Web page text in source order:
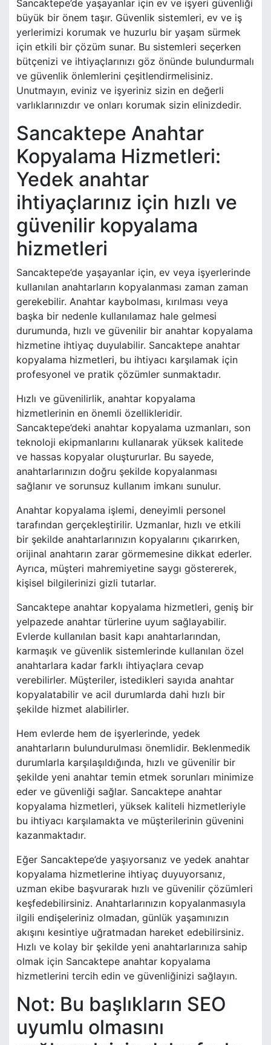
Sancaktepe’de yaşayanlar için ev ve işyeri güvenliği
büyük bir önem taşır. Güvenlik sistemleri, ev ve iş
yerlerimizi korumak ve huzurlu bir yaşam sürmek
için etkili bir çözüm sunar. Bu sistemleri seçerken
bütçenizi ve ihtiyaçlarınızı göz önünde bulundurmalı
ve güvenlik önlemlerini çeşitlendirmelisiniz.
Unutmayın, eviniz ve işyeriniz sizin en değerli
varlıklarınızdır ve onları korumak sizin elinizdedir.
Sancaktepe Anahtar
Kopyalama Hizmetleri:
Yedek anahtar
ihtiyaçlarınız için hızlı ve
güvenilir kopyalama
hizmetleri
Sancaktepe’de yaşayanlar için, ev veya işyerlerinde
kullanılan anahtarların kopyalanması zaman zaman
gerekebilir. Anahtar kaybolması, kırılması veya
başka bir nedenle kullanılamaz hale gelmesi
durumunda, hızlı ve güvenilir bir anahtar kopyalama
hizmetine ihtiyaç duyulabilir. Sancaktepe anahtar
kopyalama hizmetleri, bu ihtiyacı karşılamak için
profesyonel ve pratik çözümler sunmaktadır.
Hızlı ve güvenilirlik, anahtar kopyalama
hizmetlerinin en önemli özellikleridir.
Sancaktepe’deki anahtar kopyalama uzmanları, son
teknoloji ekipmanlarını kullanarak yüksek kalitede
ve hassas kopyalar oluştururlar. Bu sayede,
anahtarlarınızın doğru şekilde kopyalanması
sağlanır ve sorunsuz kullanım imkanı sunulur.
Anahtar kopyalama işlemi, deneyimli personel
tarafından gerçekleştirilir. Uzmanlar, hızlı ve etkili
bir şekilde anahtarlarınızın kopyalarını çıkarırken,
orijinal anahtarın zarar görmemesine dikkat ederler.
Ayrıca, müşteri mahremiyetine saygı göstererek,
kişisel bilgilerinizi gizli tutarlar.
Sancaktepe anahtar kopyalama hizmetleri, geniş bir
yelpazede anahtar türlerine uyum sağlayabilir.
Evlerde kullanılan basit kapı anahtarlarından,
karmaşık ve güvenlik sistemlerinde kullanılan özel
anahtarlara kadar farklı ihtiyaçlara cevap
verebilirler. Müşteriler, istedikleri sayıda anahtar
kopyalatabilir ve acil durumlarda dahi hızlı bir
şekilde hizmet alabilirler.
Hem evlerde hem de işyerlerinde, yedek
anahtarların bulundurulması önemlidir. Beklenmedik
durumlarla karşılaşıldığında, hızlı ve güvenilir bir
şekilde yeni anahtar temin etmek sorunları minimize
eder ve güvenliği sağlar. Sancaktepe anahtar
kopyalama hizmetleri, yüksek kaliteli hizmetleriyle
bu ihtiyacı karşılamakta ve müşterilerinin güvenini
kazanmaktadır.
Eğer Sancaktepe’de yaşıyorsanız ve yedek anahtar
kopyalama hizmetlerine ihtiyaç duyuyorsanız,
uzman ekibe başvurarak hızlı ve güvenilir çözümleri
keşfedebilirsiniz. Anahtarlarınızın kopyalanmasıyla
ilgili endişeleriniz olmadan, günlük yaşamınızın
akışını kesintiye uğratmadan hareket edebilirsiniz.
Hızlı ve kolay bir şekilde yeni anahtarlarınıza sahip
olmak için Sancaktepe anahtar kopyalama
hizmetlerini tercih edin ve güvenliğinizi sağlayın.
Not: Bu başlıkların SEO
uyumlu olmasını